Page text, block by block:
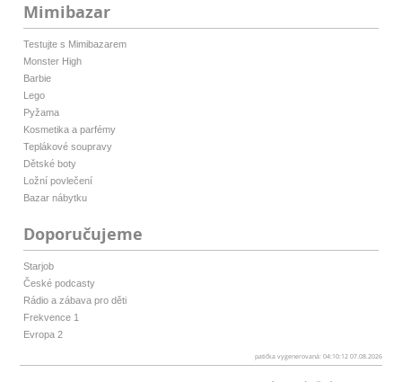
Mimibazar
Testujte s Mimibazarem
Monster High
Barbie
Lego
Pyžama
Kosmetika a parfémy
Teplákové soupravy
Dětské boty
Ložní povlečení
Bazar nábytku
Doporučujeme
Starjob
České podcasty
Rádio a zábava pro děti
Frekvence 1
Evropa 2
patička vygenerovaná: 04:10:12 07.08.2026